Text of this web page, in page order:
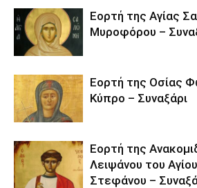
Εορτή της Αγίας
Μυροφόρου –
Εορτή της Οσίας
Κύπρο – Συναξάρι
Εορτή της
Λειψάνου του
Στεφάνου –